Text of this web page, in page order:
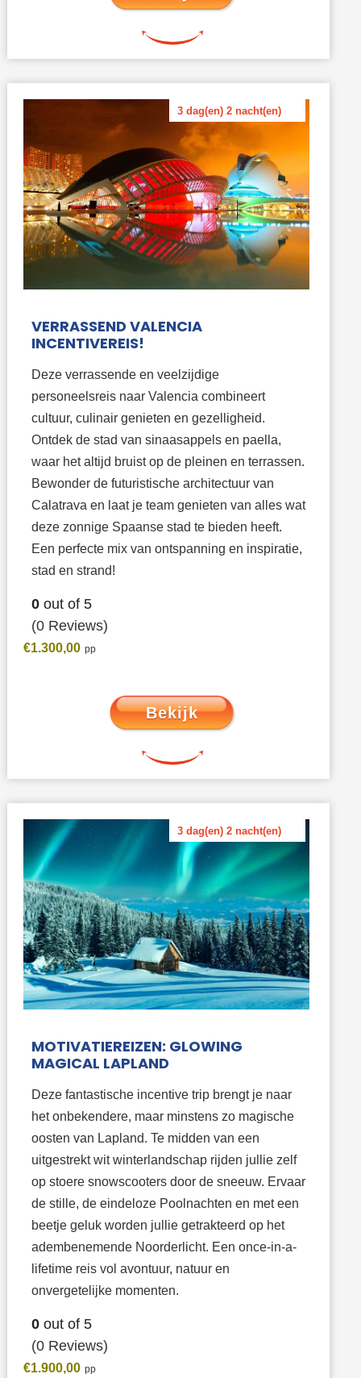
VERRASSEND VALENCIA
INCENTIVEREIS!
Deze verrassende en veelzijdige
personeelsreis naar Valencia combineert
cultuur, culinair genieten en gezelligheid.
Ontdek de stad van sinaasappels en paella,
waar het altijd bruist op de pleinen en terrassen.
Bewonder de futuristische architectuur van
Calatrava en laat je team genieten van alles wat
deze zonnige Spaanse stad te bieden heeft.
Een perfecte mix van ontspanning en inspiratie,
stad en strand!
0out of 5
(0 Reviews)
3 dag(en) 2 nacht(en)
€1.300,00
Bekijk
MOTIVATIEREIZEN: GLOWING
MAGICAL LAPLAND
Deze fantastische incentive trip brengt je naar
het onbekendere, maar minstens zo magische
oosten van Lapland. Te midden van een
uitgestrekt wit winterlandschap rijden jullie zelf
op stoere snowscooters door de sneeuw. Ervaar
de stille, de eindeloze Poolnachten en met een
beetje geluk worden jullie getrakteerd op het
adembenemende Noorderlicht. Een once-in-a-
lifetime reis vol avontuur, natuur en
onvergetelijke momenten.
0out of 5
(0 Reviews)
3 dag(en) 2 nacht(en)
€1.900,00